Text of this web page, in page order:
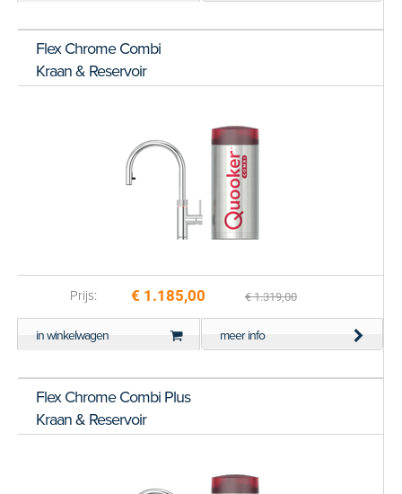
Flex Chrome Combi
Kraan & Reservoir
Prijs: € 1.185,00 € 1.319,00
in winkelwagen meer info
Flex Chrome Combi Plus
Kraan & Reservoir